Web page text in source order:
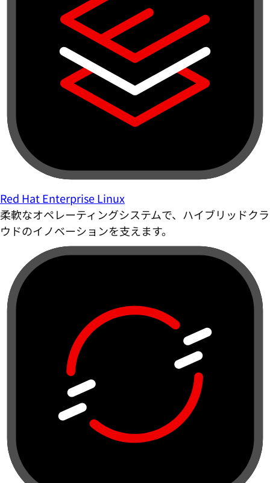
Red Hat Enterprise Linux
柔軟なオペレーティングシステムで、ハイブリッドクラ
ウドのイノベーションを支えます。